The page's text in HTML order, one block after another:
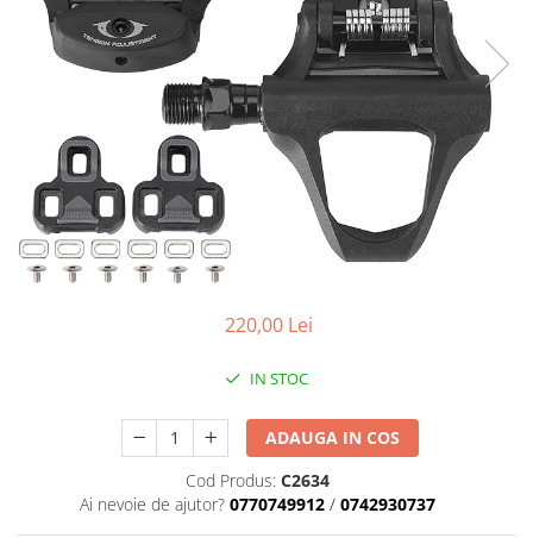
Saboti de frana
Schimbatoare viteze
Sei bicicleta
220,00 Lei
IN STOC
ADAUGA IN COS
Cod Produs: C2634
Ai nevoie de ajutor? 0770749912 / 0742930737